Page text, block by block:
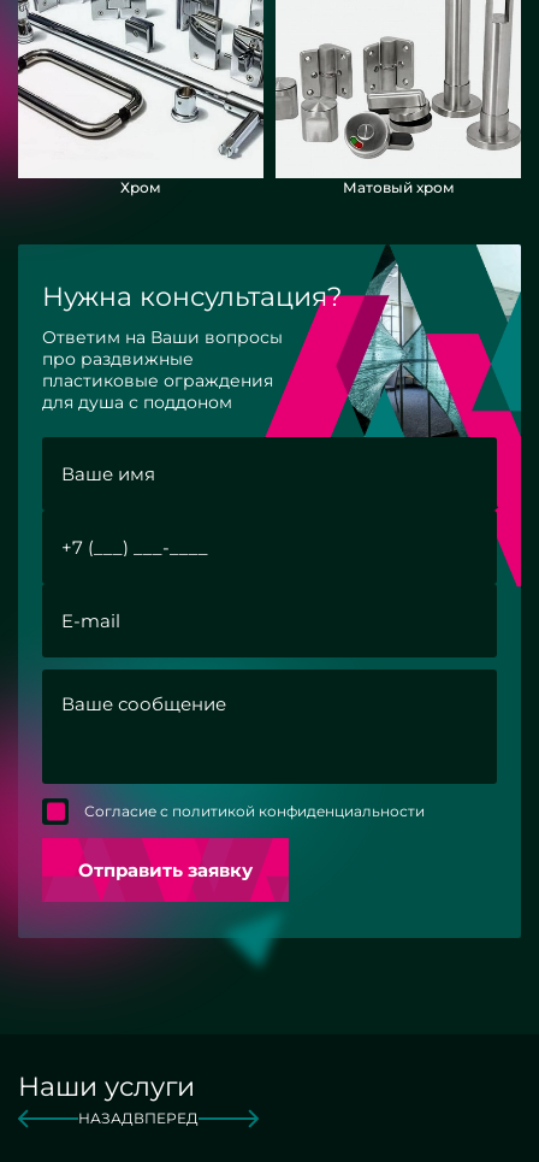
Хром Матовый хром
Нужна консультация?
Ответим на Ваши вопросы
про раздвижные
пластиковые ограждения
для душа с поддоном
Согласие с политикой конфиденциальности
Отправить заявку
Наши услуги
НАЗАДВПЕРЕД